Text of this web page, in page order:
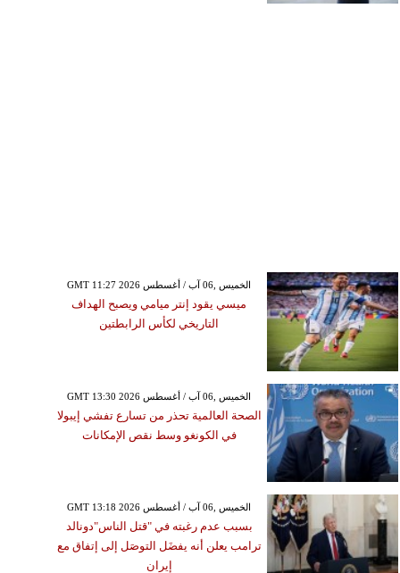
GMT 11:27 2026 الخميس ,06 آب / أغسطس
ميسي يقود إنتر ميامي ويصبح الهداف
التاريخي لكأس الرابطتين
GMT 13:30 2026 الخميس ,06 آب / أغسطس
الصحة العالمية تحذر من تسارع تفشي إيبولا
في الكونغو وسط نقص الإمكانات
GMT 13:18 2026 الخميس ,06 آب / أغسطس
بسبب عدم رغبته في "قتل الناس"دونالد
ترامب يعلن أنه يفضَل التوصَل إلى إتفاق مع
إيران